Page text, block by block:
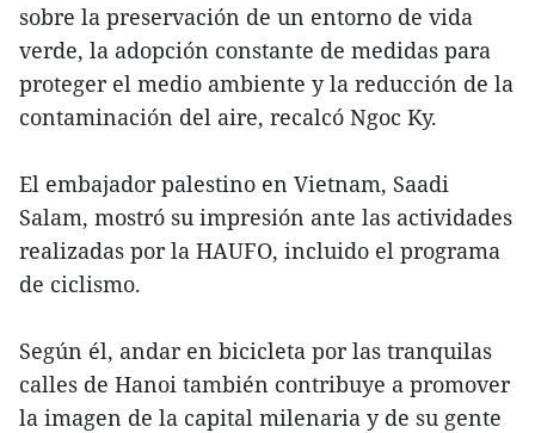
sobre la preservación de un entorno de vida
verde, la adopción constante de medidas para
proteger el medio ambiente y la reducción de la
contaminación del aire, recalcó Ngoc Ky.
El embajador palestino en Vietnam, Saadi
Salam, mostró su impresión ante las actividades
realizadas por la HAUFO, incluido el programa
de ciclismo.
Según él, andar en bicicleta por las tranquilas
calles de Hanoi también contribuye a promover
la imagen de la capital milenaria y de su gente